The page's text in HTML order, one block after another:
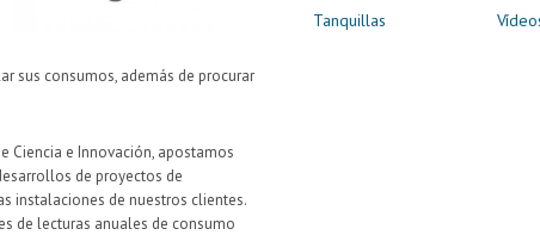
sus consumos, además de procurar
Ciencia e Innovación, apostamos
de proyectos de
instalaciones de nuestros clientes.
de lecturas anuales de consumo
Tanquillas